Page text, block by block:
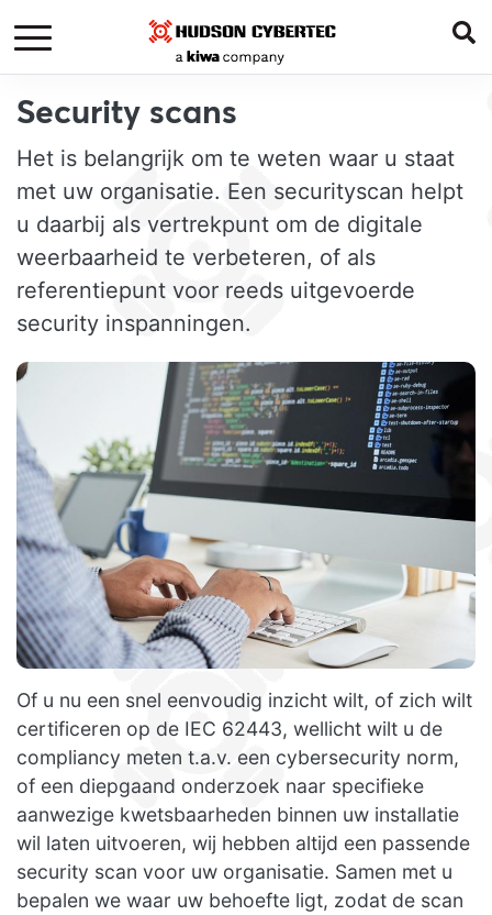
Security scans
Het is belangrijk om te weten waar u staat
met uw organisatie. Een securityscan helpt
u daarbij als vertrekpunt om de digitale
weerbaarheid te verbeteren, of als
referentiepunt voor reeds uitgevoerde
security inspanningen.
Of u nu een snel eenvoudig inzicht wilt, of zich wilt
certificeren op de IEC 62443, wellicht wilt u de
compliancy meten t.a.v. een cybersecurity norm,
of een diepgaand onderzoek naar specifieke
aanwezige kwetsbaarheden binnen uw installatie
wil laten uitvoeren, wij hebben altijd een passende
security scan voor uw organisatie. Samen met u
bepalen we waar uw behoefte ligt, zodat de scan